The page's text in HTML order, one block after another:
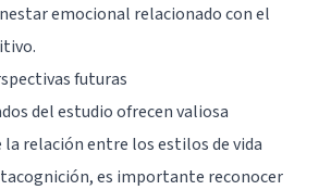
emocional relacionado con el
futuras
del estudio ofrecen valiosa
relación entre los estilos de vida
es importante reconocer